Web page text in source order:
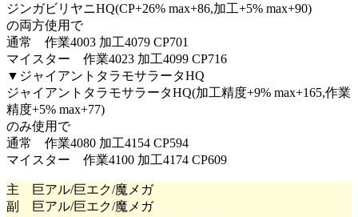
ジンガビリヤニHQ(CP+26% max+86,加工+5% max+90)
の両方使用で
通常 作業4003 加工4079 CP701
マイスター 作業4023 加工4099 CP716
▼ジャイアントタラモサラータHQ
ジャイアントタラモサラータHQ(加工精度+9% max+165,作業
精度+5% max+77)
のみ使用で
通常 作業4080 加工4154 CP594
マイスター 作業4100 加工4174 CP609
主 巨アル/巨エク/魔メガ
副 巨アル/巨エク/魔メガ